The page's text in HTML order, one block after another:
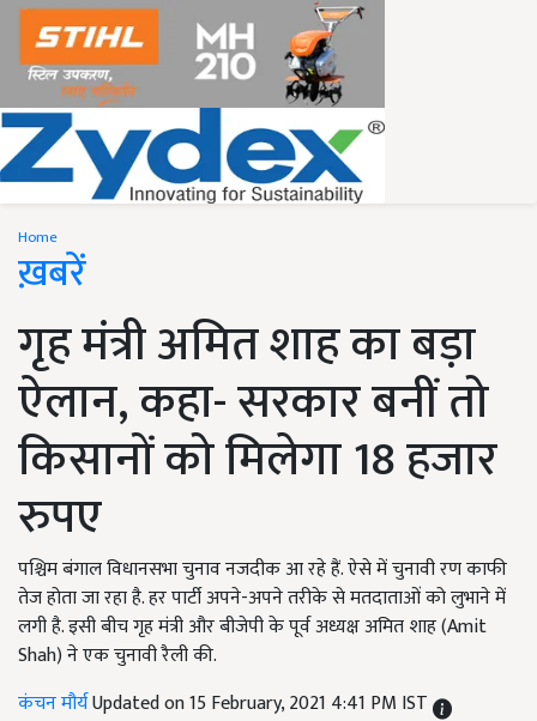
Home
ख़बरें
गृह मंत्री अमित शाह का बड़ा
ऐलान, कहा- सरकार बनीं तो
किसानों को मिलेगा 18 हजार
रुपए
पश्चिम बंगाल विधानसभा चुनाव नजदीक आ रहे हैं. ऐसे में चुनावी रण काफी
तेज होता जा रहा है. हर पार्टी अपने-अपने तरीके से मतदाताओं को लुभाने में
लगी है. इसी बीच गृह मंत्री और बीजेपी के पूर्व अध्यक्ष अमित शाह (Amit
Shah) ने एक चुनावी रैली की.
कंचन मौर्यUpdated on 15 February, 2021 4:41 PM IST